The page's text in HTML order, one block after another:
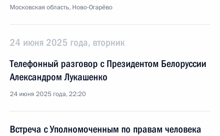
Московская область, Ново-Огарёво
24 июня 2025 года, вторник
Телефонный разговор с Президентом Белоруссии
Александром Лукашенко
24 июня 2025 года, 22:20
Встреча с Уполномоченным по правам человека